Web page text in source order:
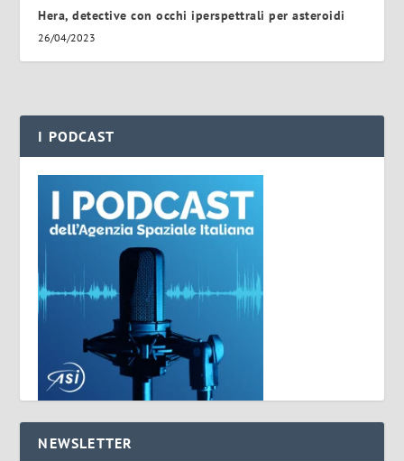
Hera, detective con occhi iperspettrali per asteroidi
26/04/2023
I PODCAST
NEWSLETTER